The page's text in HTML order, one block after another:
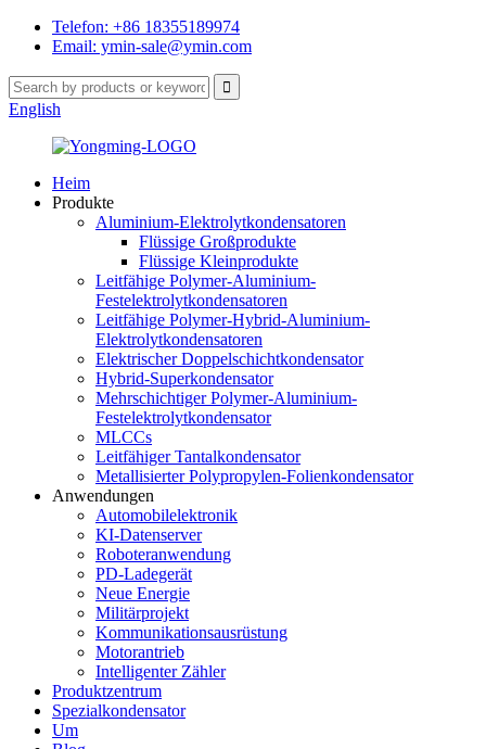
Telefon: +86 18355189974
Email: ymin-sale@ymin.com
English
Heim
Produkte
Aluminium-Elektrolytkondensatoren
Flüssige Großprodukte
Flüssige Kleinprodukte
Leitfähige Polymer-Aluminium-
Festelektrolytkondensatoren
Leitfähige Polymer-Hybrid-Aluminium-
Elektrolytkondensatoren
Elektrischer Doppelschichtkondensator
Hybrid-Superkondensator
Mehrschichtiger Polymer-Aluminium-
Festelektrolytkondensator
MLCCs
Leitfähiger Tantalkondensator
Metallisierter Polypropylen-Folienkondensator
Anwendungen
Automobilelektronik
KI-Datenserver
Roboteranwendung
PD-Ladegerät
Neue Energie
Militärprojekt
Kommunikationsausrüstung
Motorantrieb
Intelligenter Zähler
Produktzentrum
Spezialkondensator
Um